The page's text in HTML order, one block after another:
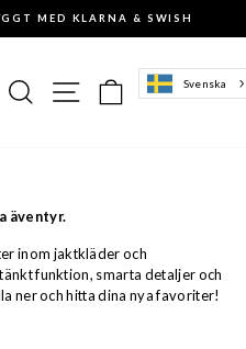
MED KLARNA & SWISH
Sök Sajtnavigering
Varukorg
Svenska
äventyr.
inom jaktkläder och
funktion, smarta detaljer och
ner och hitta dina nya favoriter!